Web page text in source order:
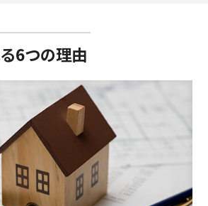
6つの理由